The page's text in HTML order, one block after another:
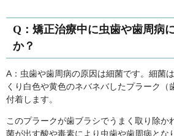
Q：矯正治療中に虫歯や歯周病
か？
A：虫歯や歯周病の原因は細菌です。細菌
くり白色や黄色のネバネバしたプラーク（
付着します。
このプラークが歯ブラシでうまく取り除か
菌が出す酸や毒素により虫歯や歯周病とな